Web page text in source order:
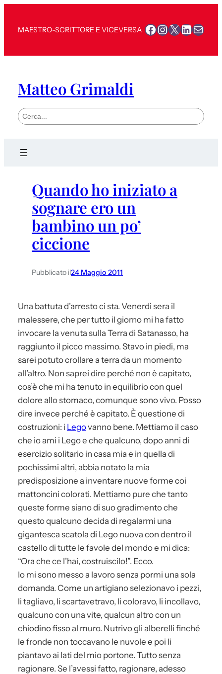
MAESTRO-SCRITTORE E VICEVERSA Facebook
Instagram
X Mail
Matteo Grimaldi
S
e
Quando ho iniziato a
sognare ero un
bambino un po’
ciccione
Pubblicato il24 Maggio 2011
Una battuta d’arresto ci sta. Venerdì sera il
malessere, che per tutto il giorno mi ha fatto
invocare la venuta sulla Terra di Satanasso, ha
raggiunto il picco massimo. Stavo in piedi, ma
sarei potuto crollare a terra da un momento
all’altro. Non saprei dire perché non è capitato,
cos’è che mi ha tenuto in equilibrio con quel
dolore allo stomaco, comunque sono vivo. Posso
dire invece perché è capitato. È questione di
costruzioni: i Legovanno bene. Mettiamo il caso
che io ami i Lego e che qualcuno, dopo anni di
esercizio solitario in casa mia e in quella di
pochissimi altri, abbia notato la mia
predisposizione a inventare nuove forme coi
mattoncini colorati. Mettiamo pure che tanto
queste forme siano di suo gradimento che
questo qualcuno decida di regalarmi una
gigantesca scatola di Lego nuova con dentro il
castello di tutte le favole del mondo e mi dica:
“Ora che ce l’hai, costruiscilo!”. Ecco.
Io mi sono messo a lavoro senza pormi una sola
domanda. Come un artigiano selezionavo i pezzi,
li tagliavo, li scartavetravo, li coloravo, li incollavo,
qualcuno con una vite, qualcun altro con un
chiodino fisso al muro. Nutrivo gli alberelli finché
le fronde non toccavano le nuvole e poi li
piantavo ai lati del mio portone. Tutto senza
ragionare. Se l’avessi fatto, ragionare, adesso